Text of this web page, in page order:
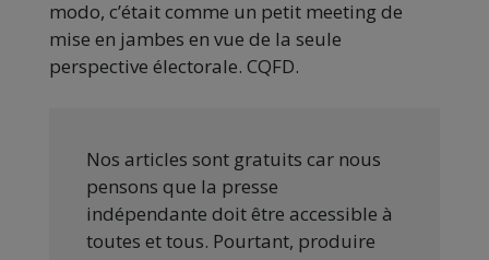
modo, c’était comme un petit meeting de
mise en jambes en vue de la seule
perspective électorale. CQFD.
Nos articles sont gratuits car nous
pensons que la presse
indépendante doit être accessible à
toutes et tous. Pourtant, produire